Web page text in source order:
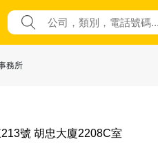
務所
號 胡忠大廈2208C室